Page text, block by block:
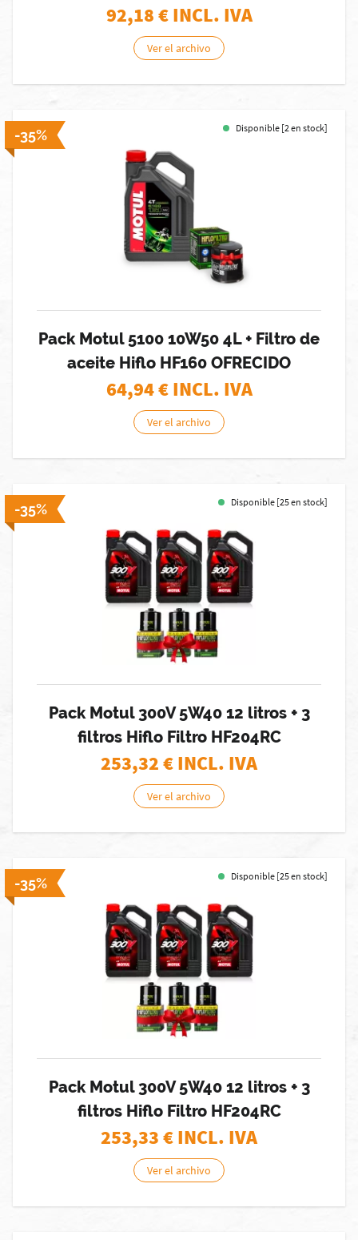
92,18€ INCL. IVA
Ver el archivo
-35% Disponible [2 en stock]
Pack Motul 5100 10W50 4L + Filtro de
aceite Hiflo HF160 OFRECIDO
64,94€ INCL. IVA
Ver el archivo
-35% Disponible [25 en stock]
Pack Motul 300V 5W40 12 litros + 3
filtros Hiflo Filtro HF204RC
253,32€ INCL. IVA
Ver el archivo
-35% Disponible [25 en stock]
Pack Motul 300V 5W40 12 litros + 3
filtros Hiflo Filtro HF204RC
253,33€ INCL. IVA
Ver el archivo